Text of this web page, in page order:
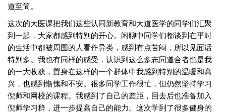
道至简。
这次的大医课把我们这些认同新教育和大道医学的同学们汇聚
到一起，大家都感到特别的开心。闲聊中同学们都谈到在平时
的生活中都被周围的人看作异类，感到有点苦闷，所以见面话
特别多。我也有同样的感受，认识到这么多志同道合者也是我
的一大收获，置身在这样的一个群体中我感到特别的温暖和高
兴，也感到惭愧和不安。很多同学工作很忙，但仍然坚持学习
倪师和网校的课程。我感到了自己的差距，回去后也准备加入
倪师学习群，进一步提高自己的能力。这次学到了很多健身的